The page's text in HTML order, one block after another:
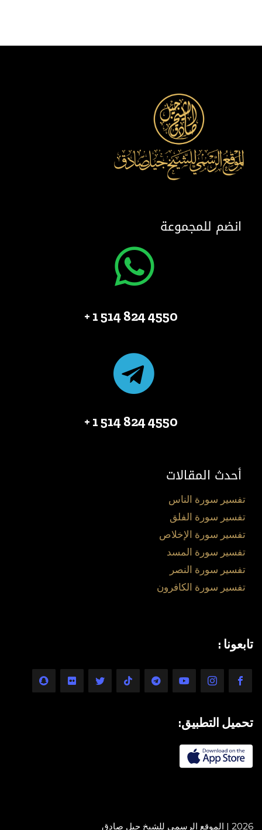
انضم للمجموعة
4550 824 514 1 +
4550 824 514 1 +
أحدث المقالات
تفسير سورة الناس
تفسير سورة الفلق
تفسير سورة الإخلاص
تفسير سورة المسد
تفسير سورة النصر
تفسير سورة الكافرون
تابعونا :
تحميل التطبيق:
2026 | الموقع الرسمي للشيخ جيل صادق